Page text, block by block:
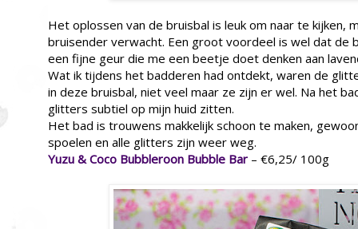
Het oplossen van de bruisbal is leuk om naar te kijken,
bruisender verwacht. Een groot voordeel is wel dat de
een fijne geur die me een beetje doet denken aan
Wat ik tijdens het badderen had ontdekt, waren de
in deze bruisbal, niet veel maar ze zijn er wel. Na het
glitters subtiel op mijn huid zitten.
Het bad is trouwens makkelijk schoon te maken,
spoelen en alle glitters zijn weer weg.
Yuzu & Coco Bubbleroon Bubble Bar – €6,25/ 100g